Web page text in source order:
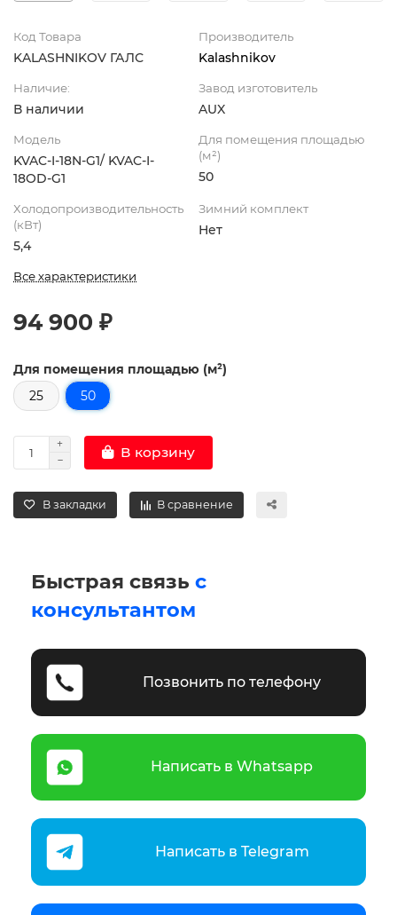
Код Товара
KALASHNIKOV ГАЛС
Производитель
Kalashnikov
Наличие:
В наличии
Завод изготовитель
AUX
Модель
KVAC-I-18N-G1/ KVAC-I-
18OD-G1
Для помещения площадью
(м²)
50
Холодопроизводительность
(кВт)
5,4
Зимний комплект
Нет
Все характеристики
94 900 ₽
Для помещения площадью (м²)
25
50
В корзину
В закладки В сравнение
Быстрая связь с
консультантом
Позвонить по телефону
Написать в Whatsapp
Написать в Telegram